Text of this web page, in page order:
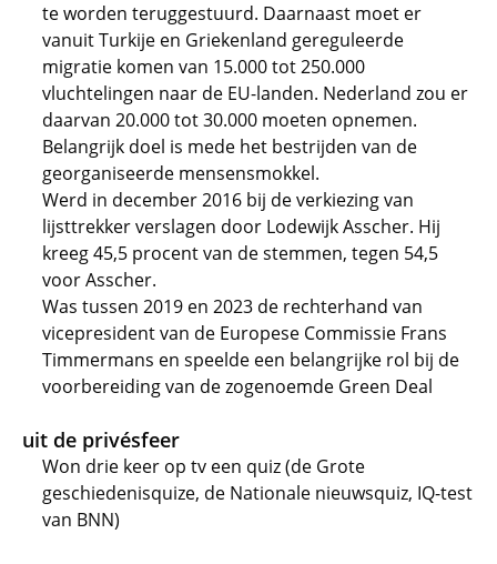
te worden teruggestuurd. Daarnaast moet er
vanuit Turkije en Griekenland gereguleerde
migratie komen van 15.000 tot 250.000
vluchtelingen naar de EU-landen. Nederland zou er
daarvan 20.000 tot 30.000 moeten opnemen.
Belangrijk doel is mede het bestrijden van de
georganiseerde mensensmokkel.
Werd in december 2016 bij de verkiezing van
lijsttrekker verslagen door Lodewijk Asscher. Hij
kreeg 45,5 procent van de stemmen, tegen 54,5
voor Asscher.
Was tussen 2019 en 2023 de rechterhand van
vicepresident van de Europese Commissie Frans
Timmermans en speelde een belangrijke rol bij de
voorbereiding van de zogenoemde Green Deal
uit de privésfeer
Won drie keer op tv een quiz (de Grote
geschiedenisquize, de Nationale nieuwsquiz, IQ-test
van BNN)